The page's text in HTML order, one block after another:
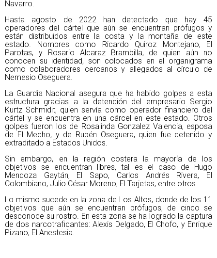
Navarro.
Hasta agosto de 2022 han detectado que hay 45
operadores del cártel que aún se encuentran prófugos y
están distribuidos entre la costa y la montaña de este
estado. Nombres como Ricardo Quiroz Montejano, El
Parotas, y Rosario Alcaraz Brambilla, de quien aún no
conocen su identidad, son colocados en el organigrama
como colaboradores cercanos y allegados al círculo de
Nemesio Oseguera.
La Guardia Nacional asegura que ha habido golpes a esta
estructura gracias a la detención del empresario Sergio
Kurtz Schmidit, quien servía como operador financiero del
cártel y se encuentra en una cárcel en este estado. Otros
golpes fueron los de Rosalinda Gonzalez Valencia, esposa
de El Mecho, y de Rubén Oseguera, quien fue detenido y
extraditado a Estados Unidos.
Sin embargo, en la región costera la mayoría de los
objetivos se encuentran libres, tal es el caso de Hugo
Mendoza Gaytán, El Sapo, Carlos Andrés Rivera, El
Colombiano, Julio César Moreno, El Tarjetas, entre otros.
Lo mismo sucede en la zona de Los Altos, donde de los 11
objetivos que aún se encuentran prófugos, de cinco se
desconoce su rostro. En esta zona se ha logrado la captura
de dos narcotraficantes: Alexis Delgado, El Chofo, y Enrique
Pizano, El Anestesia.